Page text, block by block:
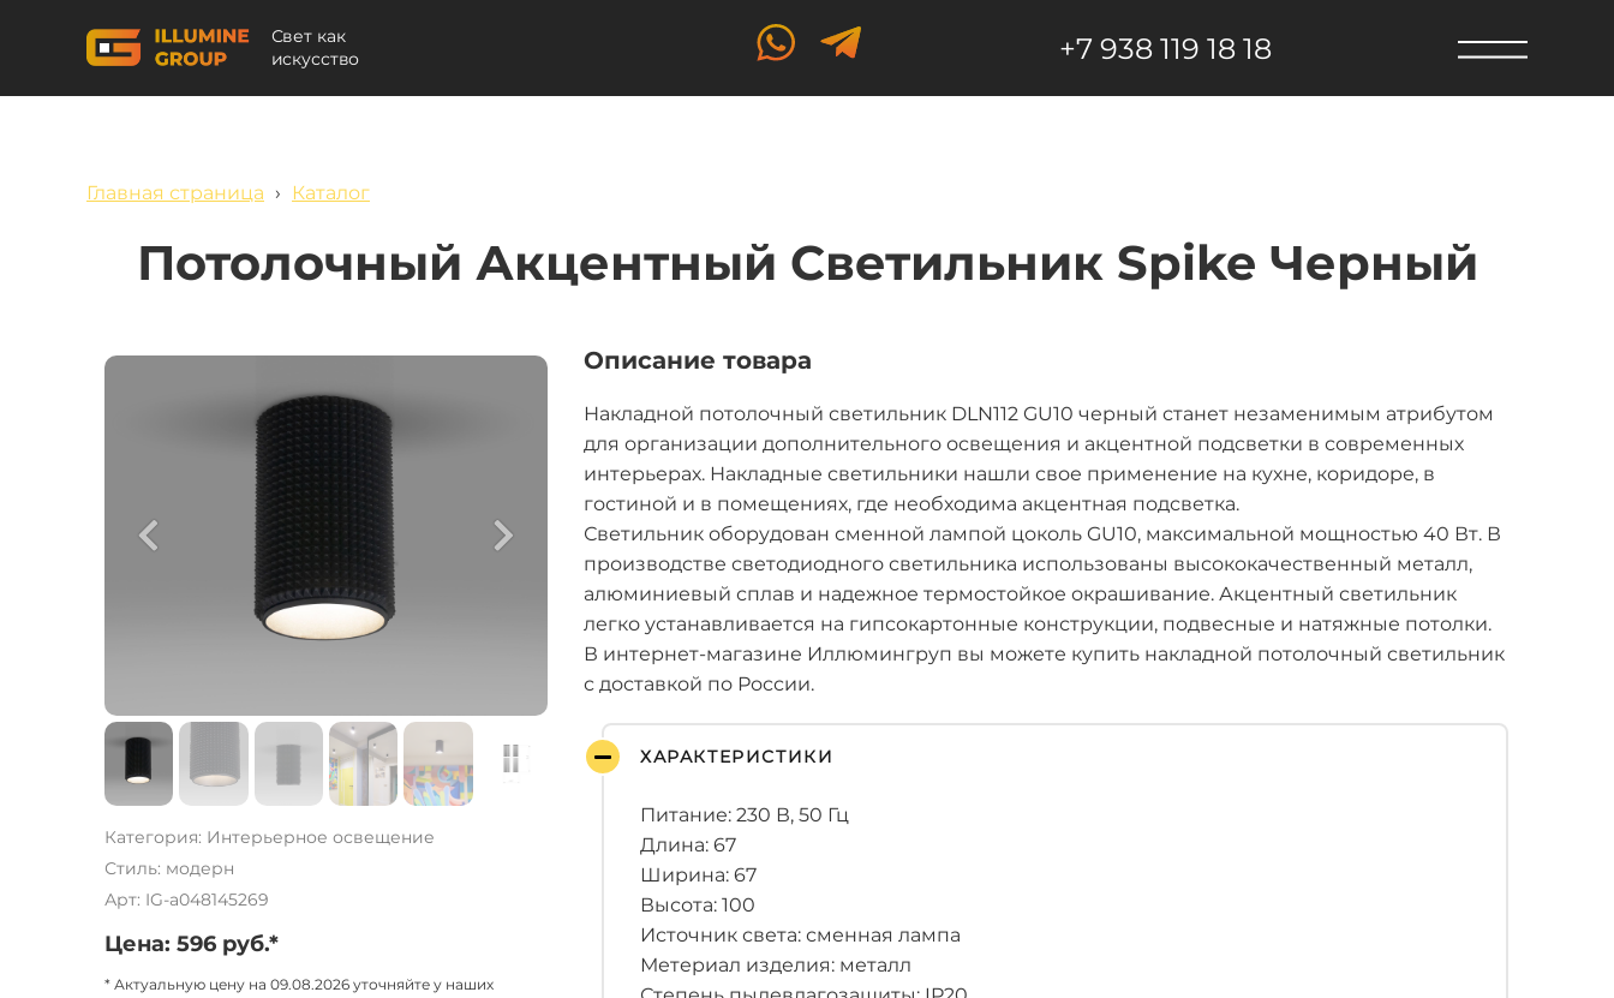
Свет как
искусство
+7 938 119 18 18
Главная страница › Каталог
Потолочный Акцентный Светильник Spike Черный
Категория: Интерьерное освещение
Стиль: модерн
Арт: IG-a048145269
Цена: 596 руб.*
* Актуальную цену на 09.08.2026 уточняйте у наших
Описание товара
Накладной потолочный светильник DLN112 GU10 черный станет незаменимым атрибутом
для организации дополнительного освещения и акцентной подсветки в современных
интерьерах. Накладные светильники нашли свое применение на кухне, коридоре, в
гостиной и в помещениях, где необходима акцентная подсветка.
Светильник оборудован сменной лампой цоколь GU10, максимальной мощностью 40 Вт. В
производстве светодиодного светильника использованы высококачественный металл,
алюминиевый сплав и надежное термостойкое окрашивание. Акцентный светильник
легко устанавливается на гипсокартонные конструкции, подвесные и натяжные потолки.
В интернет-магазине Иллюмингруп вы можете купить накладной потолочный светильник
с доставкой по России.
ХАРАКТЕРИСТИКИ
Питание: 230 В, 50 Гц
Длина: 67
Ширина: 67
Высота: 100
Источник света: сменная лампа
Метериал изделия: металл